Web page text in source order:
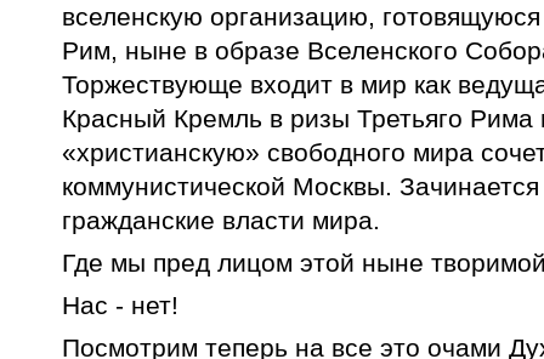
вселенскую организацию,
Рим, ныне в образе Вселенского
Торжествующе входит в мир как
Красный Кремль в ризы Третьяго Рима
«христианскую» свободного мира
коммунистической Москвы.
гражданские власти мира.
Где мы пред лицом этой ныне
Нас - нет!
Посмотрим теперь на все это очами